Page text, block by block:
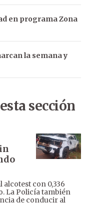
en programa Zona
la semana y
sección
alcotest con 0,336
La Policía también
de conducir al